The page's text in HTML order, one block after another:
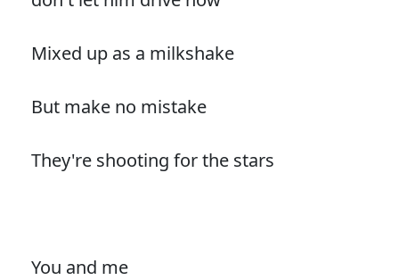
Mixed up as a milkshake
But make no mistake
They're shooting for the stars
You and me